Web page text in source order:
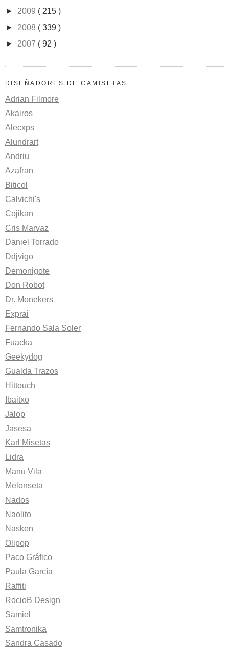
► 2009 ( 215 )
► 2008 ( 339 )
► 2007 ( 92 )
DISEÑADORES DE CAMISETAS
Adrian Filmore
Akairos
Alecxps
Alundrart
Andriu
Azafran
Biticol
Calvichi's
Cojikan
Cris Marvaz
Daniel Torrado
Ddjvigo
Demonigote
Don Robot
Dr. Monekers
Exprai
Fernando Sala Soler
Fuacka
Geekydog
Gualda Trazos
Hittouch
Ibaitxo
Jalop
Jasesa
Karl Misetas
Lidra
Manu Vila
Melonseta
Nados
Naolito
Nasken
Olipop
Paco Gráfico
Paula García
Raffiti
RocioB Design
Samiel
Samtronika
Sandra Casado